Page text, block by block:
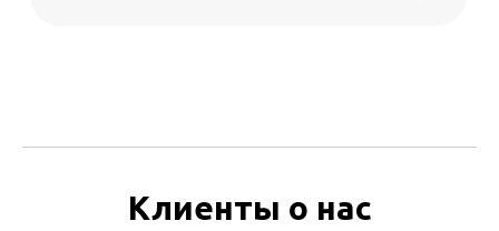
Клиенты о нас